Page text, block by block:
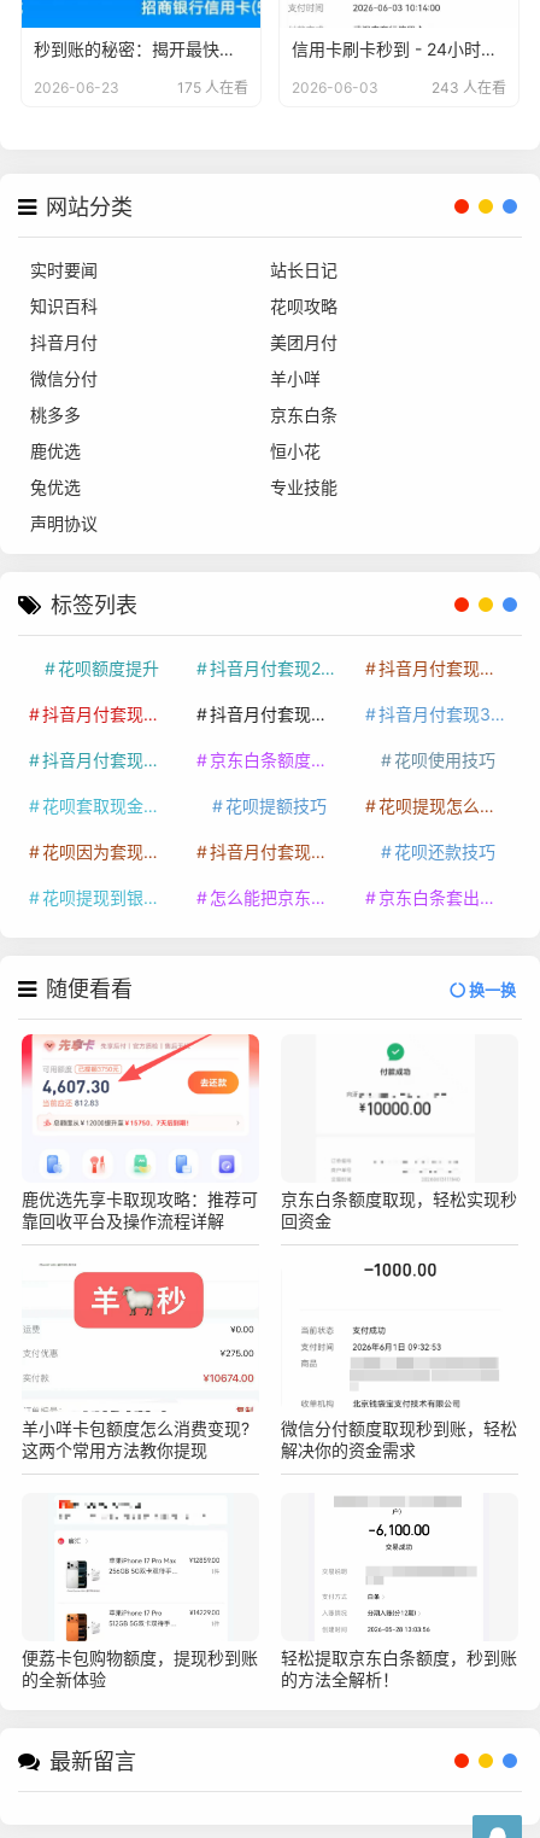
秒到账的秘密：揭开最快到账信用卡商户的神秘面纱
2026-06-23 175 人在看
信用卡刷卡秒到 - 24小时无忧服务，安全便捷的支付新体验
2026-06-03 243 人在看
网站分类
实时要闻
站长日记
知识百科
花呗攻略
抖音月付
美团月付
微信分付
羊小咩
桃多多
京东白条
鹿优选
恒小花
兔优选
专业技能
声明协议
标签列表
花呗额度提升 抖音月付套现24小时接单 抖音月付套现怎么套
抖音月付套现多少手续费 抖音月付套现商家有哪些 抖音月付套现30秒技巧
抖音月付套现最新方法 京东白条额度提升 花呗使用技巧
花呗套取现金最佳方法 花呗提额技巧 花呗提现怎么操作
花呗因为套现被限额了这种情况要多久才会好 抖音月付套现秒回100起 花呗还款技巧
花呗提现到银行卡 怎么能把京东白条额度钱套出来 京东白条套出来手续费多少
随便看看 换一换
鹿优选先享卡取现攻略：推荐可
靠回收平台及操作流程详解
京东白条额度取现，轻松实现秒
回资金
羊小咩卡包额度怎么消费变现?
这两个常用方法教你提现
微信分付额度取现秒到账，轻松
解决你的资金需求
便荔卡包购物额度，提现秒到账
的全新体验
轻松提取京东白条额度，秒到账
的方法全解析！
最新留言